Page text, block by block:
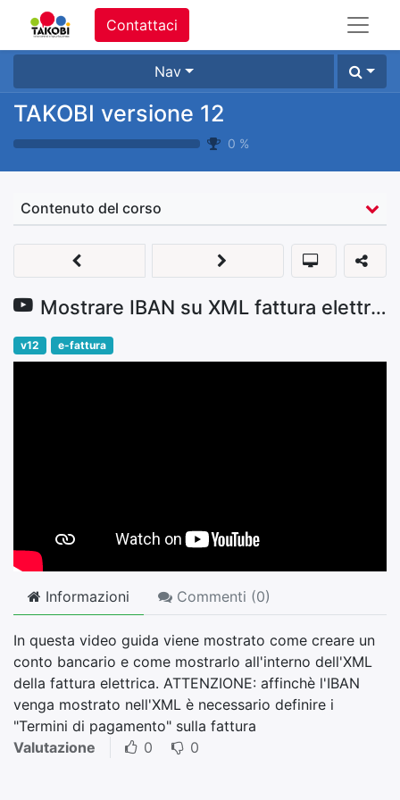
Contattaci
Nav
TAKOBI versione 12
0 %
Contenuto del corso
Mostrare IBAN su XML fattura elettronica
v12 e-fattura
Informazioni Commenti (0)
In questa video guida viene mostrato come creare un
conto bancario e come mostrarlo all'interno dell'XML
della fattura elettrica. ATTENZIONE: affinchè l'IBAN
venga mostrato nell'XML è necessario definire i
"Termini di pagamento" sulla fattura
Valutazione
0 0